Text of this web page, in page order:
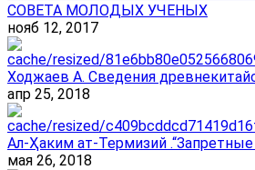
СОВЕТА МОЛОДЫХ УЧЕНЫХ
нояб 12, 2017
Ходжаев А. Сведения
апр 25, 2018
Ал-Ҳаким ат-Термизий .“Запретные
мая 26, 2018